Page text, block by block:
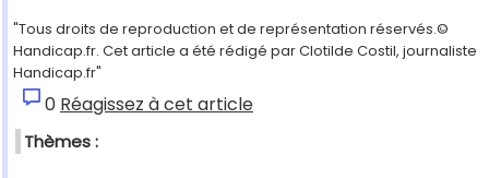
"Tous droits de reproduction et de représentation réservés.©
Handicap.fr. Cet article a été rédigé par Clotilde Costil, journaliste
Handicap.fr"
0 Réagissez à cet article
Thèmes :